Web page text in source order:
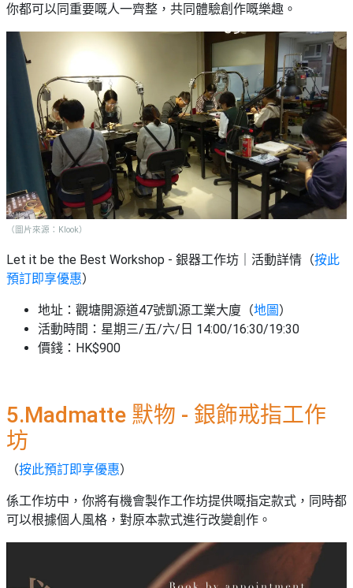
你都可以同重要嘅人一齊整，共同體驗創作嘅樂趣。
（圖片來源：Klook）
Let it be the Best Workshop - 銀器工作坊 ｜活動詳情（按此
預訂即享優惠）
地址：觀塘開源道47號凱源工業大廈（地圖 ）
活動時間：星期三/五/六/日 14:00/16:30/19:30
價錢：HK$900
5.Madmatte 默物 - 銀飾戒指工作
坊
（按此預訂即享優惠）
係工作坊中，你將有機會製作工作坊提供嘅指定款式，同時都
可以根據個人風格，對原本款式進行改變創作。